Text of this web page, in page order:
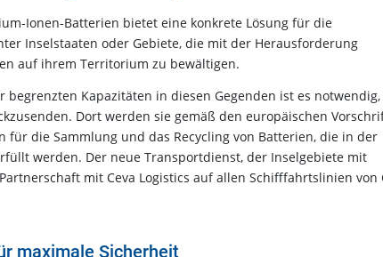
Ionen-Batterien bietet eine konkrete Lösung für die
Inselstaaten oder Gebiete, die mit der Herausforderung
auf ihrem Territorium zu bewältigen.
Kapazitäten in diesen Gegenden ist es
Dort werden sie gemäß den europäischen
die Sammlung und das Recycling von Batterien, die in der
werden. Der neue Transportdienst, der Inselgebiete mit
mit Ceva Logistics auf allen Schifffahrtslinien von
maximale Sicherheit